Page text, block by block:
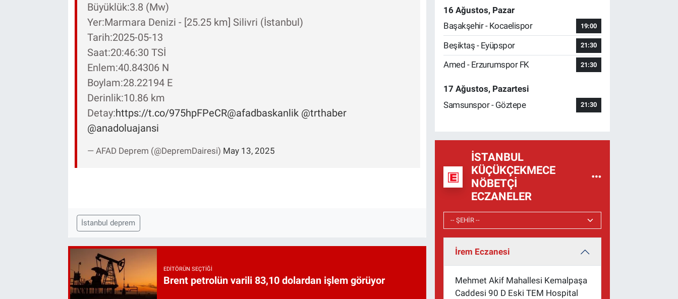
Büyüklük:3.8 (Mw)
Yer:Marmara Denizi - [25.25 km] Silivri (İstanbul)
Tarih:2025-05-13
Saat:20:46:30 TSİ
Enlem:40.84306 N
Boylam:28.22194 E
Derinlik:10.86 km
Detay:https://t.co/975hpFPeCR@afadbaskanlik @trthaber
@anadoluajansi
— AFAD Deprem (@DepremDairesi) May 13, 2025
İstanbul deprem
EDITÖRÜN SEÇTIĞI
Brent petrolün varili 83,10 dolardan işlem görüyor
16 Ağustos, Pazar
Başakşehir - Kocaelispor
19:00
Beşiktaş - Eyüpspor 21:30
Amed - Erzurumspor FK 21:30
17 Ağustos, Pazartesi
Samsunspor - Göztepe
21:30
İSTANBUL
KÜÇÜKÇEKMECE
NÖBETÇI
ECZANELER
İrem Eczanesi
Mehmet Akif Mahallesi Kemalpaşa
Caddesi 90 D Eski TEM Hospital